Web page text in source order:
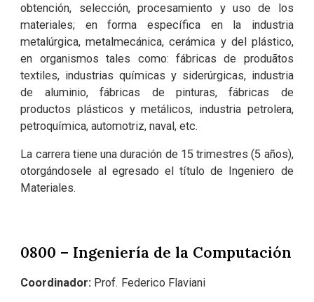
obtención, selección, procesamiento y uso de los
materiales; en forma específica en la industria
metalúrgica, metalmecánica, cerámica y del plástico,
en organismos tales como: fábricas de produãtos
textiles, industrias químicas y siderúrgicas, industria
de aluminio, fábricas de pinturas, fábricas de
productos plásticos y metálicos, industria petrolera,
petroquímica, automotriz, naval, etc.
La carrera tiene una duración de 15 trimestres (5 años),
otorgándosele al egresado el título de Ingeniero de
Materiales.
0800 – Ingeniería de la Computación
Coordinador: Prof. Federico Flaviani